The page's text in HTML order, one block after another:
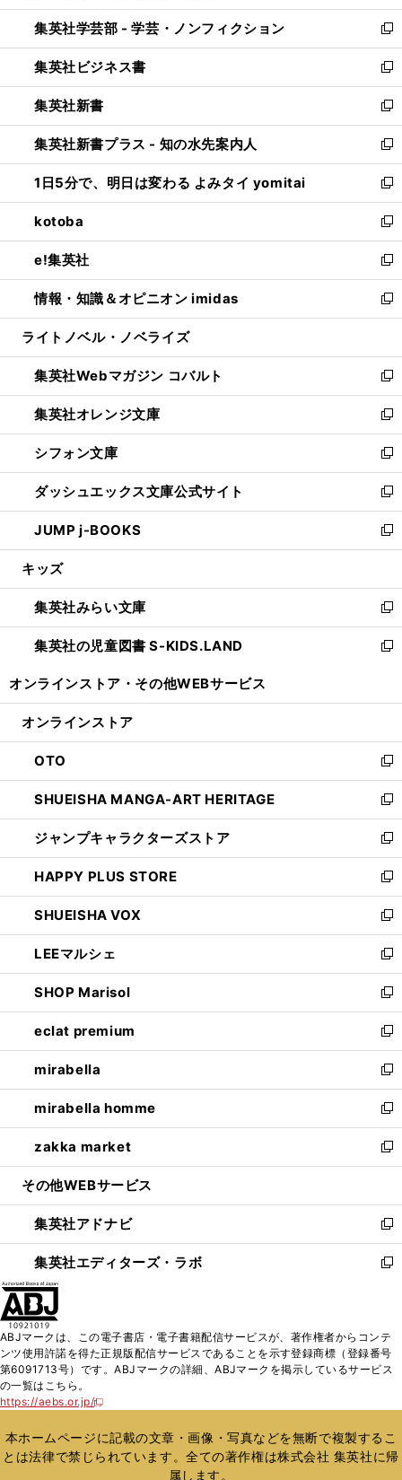
開
く
ウ
で
開
く
ン
ド
ウ
で
開
く
ウ
ィ
ン
ド
ウ
で
開
く
集英社学芸部 - 学芸・ノンフィクション
新
し
い
ウ
ィ
ン
ド
ウ
で
開
く
集英社ビジネス書
新
し
い
ウ
ィ
ン
ド
ウ
で
開
く
集英社新書
新
し
い
ウ
ィ
ン
ド
ウ
で
開
く
集英社新書プラス - 知の水先案内人
新
し
い
ウ
ィ
ン
ド
ウ
で
開
1日5分で、明日は変わる よみタイ yomitai
新
し
い
ウ
ィ
ン
ド
ウ
開
く
kotoba
新
し
い
ウ
ィ
ン
ウ
で
開
く
e!集英社
新
し
い
ウ
ン
ド
ウ
で
開
く
情報・知識＆オピニオン imidas
新
し
ウ
ィ
ン
ド
ウ
で
開
く
ライトノベル・ノベライズ
集英社Webマガジン コバルト
新
し
い
ウ
ィ
ン
ド
ウ
で
開
集英社オレンジ文庫
新
し
い
ウ
ィ
ン
ド
ウ
開
く
シフォン文庫
新
し
い
ウ
ィ
ン
ウ
で
開
く
ダッシュエックス文庫公式サイト
新
し
い
ウ
ン
ド
ウ
で
JUMP j-BOOKS
新
し
ウ
ィ
ン
ド
開
キッズ
集英社みらい文庫
新
し
い
ン
ウ
で
開
く
集英社の児童図書 S-KIDS.LAND
新
ウ
ン
ド
ウ
で
開
く
オンラインストア・ その他WEBサービス
オンラインストア
OTO
新
し
い
ウ
ィ
ン
ド
ウ
で
開
く
SHUEISHA MANGA-ART HERITAGE
新
し
い
ウ
ィ
ン
ド
ウ
で
開
く
ジャンプキャラクターズストア
新
し
い
ウ
ィ
ン
ド
ウ
で
開
く
HAPPY PLUS STORE
新
し
い
ウ
ィ
ン
ド
ウ
で
開
く
SHUEISHA VOX
新
し
い
ウ
ィ
ン
ド
ウ
で
開
く
LEEマルシェ
新
し
い
ウ
ィ
ン
ド
ウ
で
開
く
SHOP Marisol
新
し
い
ウ
ィ
ン
ド
ウ
で
開
eclat premium
新
し
い
ウ
ィ
ン
ド
ウ
開
く
mirabella
新
し
い
ウ
ィ
ン
ウ
で
開
く
mirabella homme
新
し
い
ウ
ン
ド
ウ
で
zakka market
新
し
ウ
ィ
ン
ド
く
その他WEBサービス
集英社アドナビ
新
し
い
ド
ウ
で
集英社エディターズ・ラボ
新
ィ
ン
ド
開
く
ABJマークは、この電子書店・電子書籍配信サービスが、著作権者からコンテ
ンツ使用許諾を得た正規版配信サービスであることを示す登録商標（登録番号
第6091713号）です。ABJマークの詳細、ABJマークを掲示しているサービス
の一覧はこちら。
https://aebs.or.jp/
新
い
ウ
ィ
本ホームページに記載の文章・画像・写真などを無断で複製するこ
とは法律で禁じられています。全ての著作権は株式会社 集英社に帰
属します。